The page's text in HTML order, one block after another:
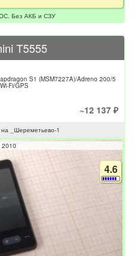
ОС. Без АКБ и СЗУ
T5555
S1 (MSM7227A)/Adreno 200/5
Fi/GPS
~12 137 ₽
_Шереметьево-1
2010
4.6